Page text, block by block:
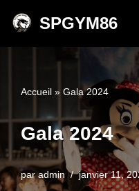
SPGYM86
Accueil » Gala 2024
Gala 2024
paradmin janvier 11,